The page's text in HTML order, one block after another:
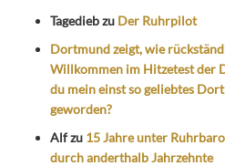
Tagediebzu Der Ruhrpilot
Dortmund zeigt, wie
Willkommen im Hitzetest der
du mein einst so geliebtes
geworden?
Alfzu 15 Jahre unter
durch anderthalb Jahrzehnte